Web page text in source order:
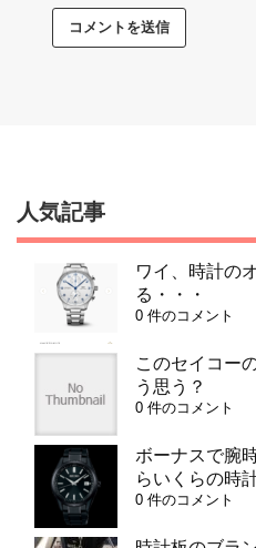
人気記事
ワイ、時計の
る・・・
0 件のコメント
このセイコー
う思う？
0 件のコメント
ボーナスで腕
らいくらの時
0 件のコメント